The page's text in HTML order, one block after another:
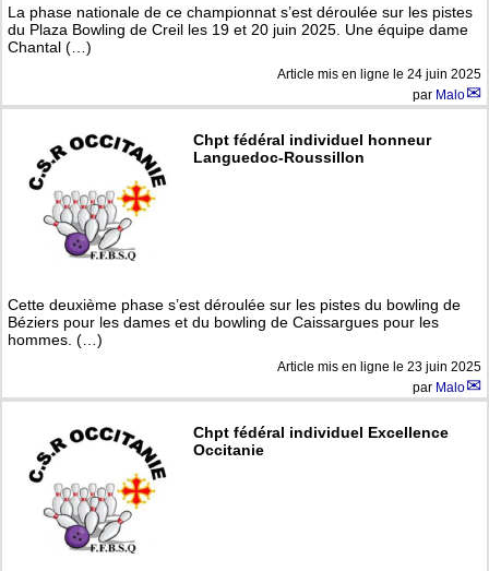
La phase nationale de ce championnat s’est déroulée sur les pistes
du Plaza Bowling de Creil les 19 et 20 juin 2025. Une équipe dame
Chantal (…)
Article mis en ligne le 24 juin 2025
par Malo
Chpt fédéral individuel honneur
Languedoc-Roussillon
Cette deuxième phase s’est déroulée sur les pistes du bowling de
Béziers pour les dames et du bowling de Caissargues pour les
hommes. (…)
Article mis en ligne le 23 juin 2025
par Malo
Chpt fédéral individuel Excellence
Occitanie